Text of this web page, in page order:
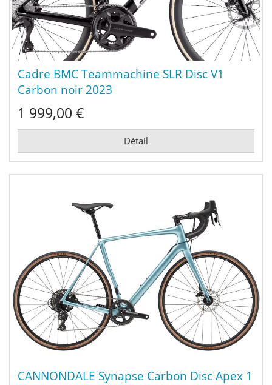
Cadre BMC Teammachine SLR Disc V1
Carbon noir 2023
1 999,00 €
Détail
CANNONDALE Synapse Carbon Disc Apex 1